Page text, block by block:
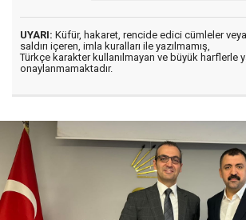
UYARI: Küfür, hakaret, rencide edici cümleler
saldırı içeren, imla kuralları ile yazılmamış,
Türkçe karakter kullanılmayan ve büyük harflerle
onaylanmamaktadır.